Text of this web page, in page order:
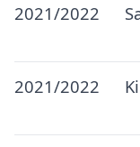
2021/2022
2021/2022